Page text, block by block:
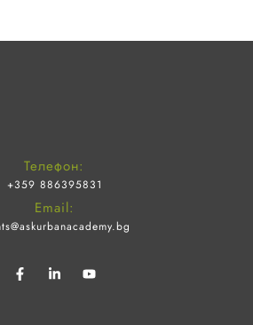
Email:
Телефон:
+359 886395831